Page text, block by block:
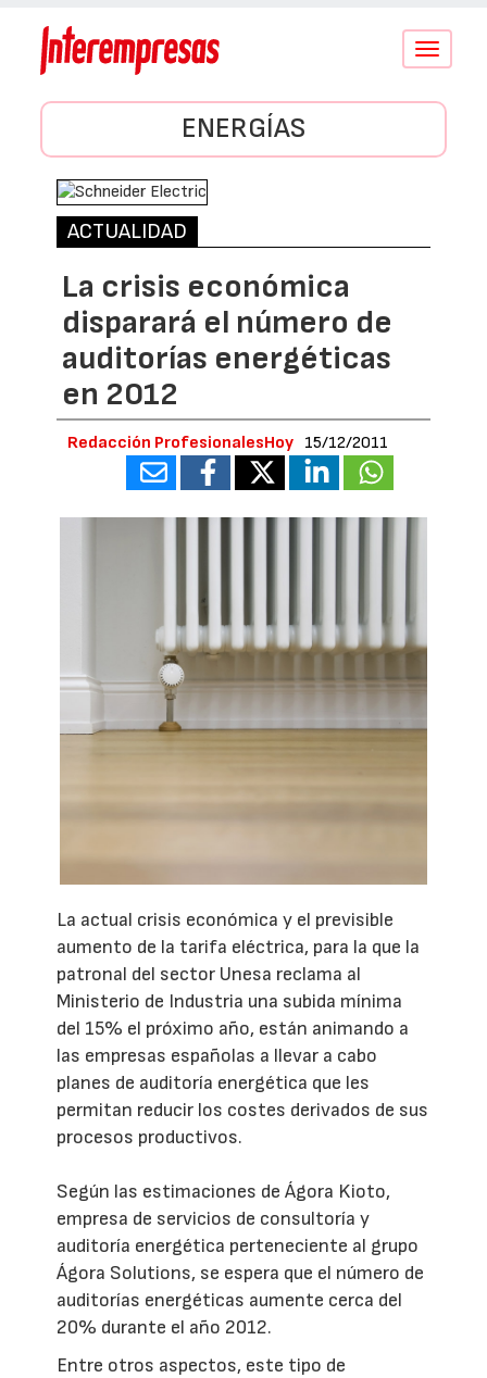
Conmutar
ENERGÍAS
ACTUALIDAD
La crisis económica
disparará el número de
auditorías energéticas
en 2012
Redacción ProfesionalesHoy 15/12/2011
La actual crisis económica y el previsible
aumento de la tarifa eléctrica, para la que la
patronal del sector Unesa reclama al
Ministerio de Industria una subida mínima
del 15% el próximo año, están animando a
las empresas españolas a llevar a cabo
planes de auditoría energética que les
permitan reducir los costes derivados de sus
procesos productivos.
Según las estimaciones de Ágora Kioto,
empresa de servicios de consultoría y
auditoría energética perteneciente al grupo
Ágora Solutions, se espera que el número de
auditorías energéticas aumente cerca del
20% durante el año 2012.
Entre otros aspectos, este tipo de